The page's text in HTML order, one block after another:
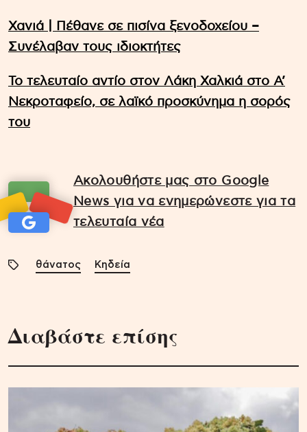
Χανιά | Πέθανε σε πισίνα ξενοδοχείου –
Συνέλαβαν τους ιδιοκτήτες
Το τελευταίο αντίο στον Λάκη Χαλκιά στο A’
Νεκροταφείο, σε λαϊκό προσκύνημα η σορός
του
Ακολουθήστε μας στο Google
News για να ενημερώνεστε για τα
τελευταία νέα
θάνατος Κηδεία
Διαβάστε επίσης